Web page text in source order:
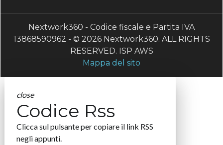
Nextwork360 - Codice fiscale e Partita IVA
13868590962 - © 2026 Nextwork360. ALL RIGHTS
RESERVED. ISP AWS
Mappa del sito
close
Codice Rss
Clicca sul pulsante per copiare il link RSS
negli appunti.